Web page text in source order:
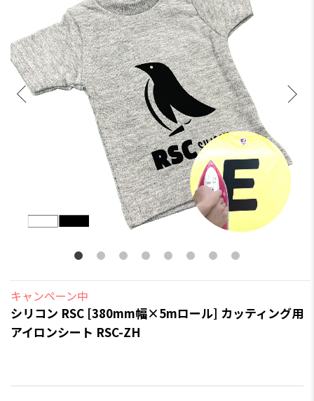
キャンペーン中
シリコン RSC [380mm幅×5mロール] カッティング用
アイロンシート RSC-ZH